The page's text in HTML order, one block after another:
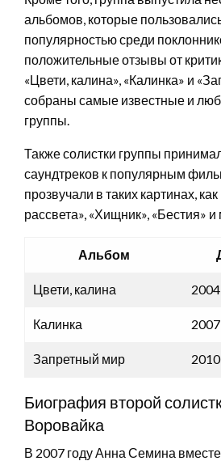
альбомов, которые
популярностью среди
положительные отзывы от
«Цвети, калина», «Калинка» и
собраны самые известные и
группы.
Также солистки группы
саундтреков к популярным
прозвучали в таких картинах,
рассвета», «Хищник», «Бестия» и
Альбом
Цвети, калина
Калинка
Запретный мир
Биография второй
Воровайка
В 2007 году Анна Семина вместе